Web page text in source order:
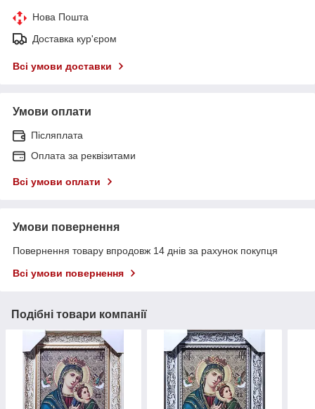
Нова Пошта
Доставка кур'єром
Всі умови доставки
Умови оплати
Післяплата
Оплата за реквізитами
Всі умови оплати
Умови повернення
Повернення товару впродовж 14 днів за рахунок покупця
Всі умови повернення
Подібні товари компанії